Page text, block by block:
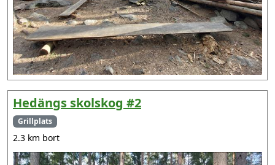
Hedängs skolskog #2
Grillplats
2.3 km bort